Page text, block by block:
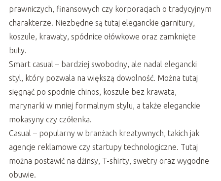
prawniczych, finansowych czy korporacjach o tradycyjnym
charakterze. Niezbędne są tutaj eleganckie garnitury,
koszule, krawaty, spódnice ołówkowe oraz zamknięte
buty.
Smart casual – bardziej swobodny, ale nadal elegancki
styl, który pozwala na większą dowolność. Można tutaj
sięgnąć po spodnie chinos, koszule bez krawata,
marynarki w mniej formalnym stylu, a także eleganckie
mokasyny czy czółenka.
Casual – popularny w branżach kreatywnych, takich jak
agencje reklamowe czy startupy technologiczne. Tutaj
można postawić na dżinsy, T-shirty, swetry oraz wygodne
obuwie.